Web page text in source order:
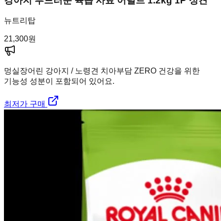
뉴트리탑
21,300원
멍실장어린 강아지 / 노령견 치아부담 ZERO 건강을 위한
기능성 성분이 포함되어 있어요.
최저가 구매